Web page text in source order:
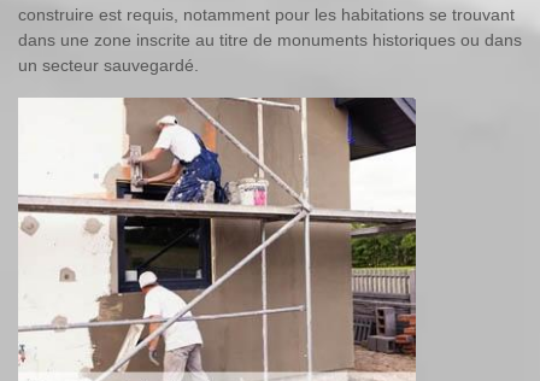
construire est requis, notamment pour les habitations se trouvant
dans une zone inscrite au titre de monuments historiques ou dans
un secteur sauvegardé.